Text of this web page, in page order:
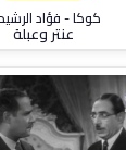
كوكا-فؤاد
عنتر وعبلة